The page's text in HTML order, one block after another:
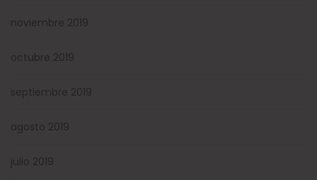
noviembre 2019
octubre 2019
septiembre 2019
agosto 2019
julio 2019